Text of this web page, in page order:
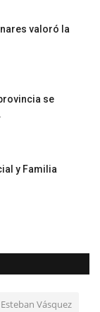
valoró la
se
y Familia
Vásquez